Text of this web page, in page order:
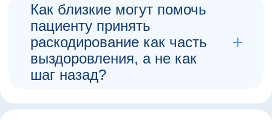
специалистов и групп взаимопомощи помогает
пройти этот этап.
Николаев Андрей Владимирович, Психиатр
Как близкие могут помочь
пациенту принять
раскодирование как часть
выздоровления, а не как
шаг назад?
этап на пути к полной свободе и здоровью.